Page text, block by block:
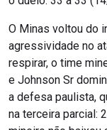
O Minas voltou do
agressividade no
respirar, o time
e Johnson Sr
a defesa paulista,
na terceira parcial: